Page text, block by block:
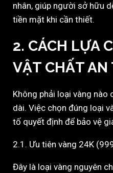
nhân, giúp người sở hữu
tiền mặt khi cần thiết.
2. CÁCH LỰA
VẬT CHẤT AN
Không phải loại vàng nào
dài. Việc chọn đúng loại
tố quyết định để bảo vệ
2.1. Ưu tiên vàng 24K
Đây là loại vàng nguyên